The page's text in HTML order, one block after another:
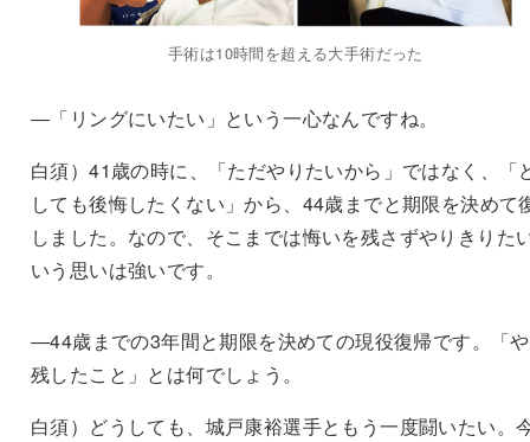
手術は10時間を超える大手術だった
―「リングにいたい」という一心なんですね。
白須）41歳の時に、「ただやりたいから」ではなく、「
しても後悔したくない」から、44歳までと期限を決めて
しました。なので、そこまでは悔いを残さずやりきりた
いう思いは強いです。
―44歳までの3年間と期限を決めての現役復帰です。「
残したこと」とは何でしょう。
白須）どうしても、城戸康裕選手ともう一度闘いたい。